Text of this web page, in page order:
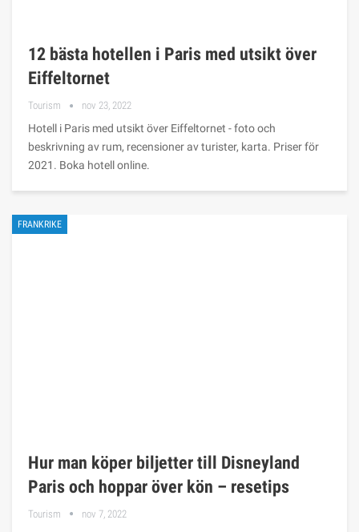
12 bästa hotellen i Paris med utsikt över
Eiffeltornet
Tourism nov 23, 2022
Hotell i Paris med utsikt över Eiffeltornet - foto och
beskrivning av rum, recensioner av turister, karta. Priser för
2021. Boka hotell online.
FRANKRIKE
Hur man köper biljetter till Disneyland
Paris och hoppar över kön – resetips
Tourism nov 7, 2022